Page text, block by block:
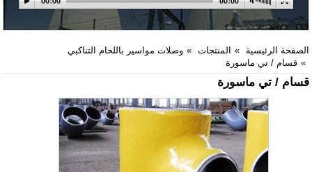
الصفحة الرئيسية المنتجات
وصلات مواسير باللحام التناكبي
قسام / تي ماسورة
قسام / تي ماسورة